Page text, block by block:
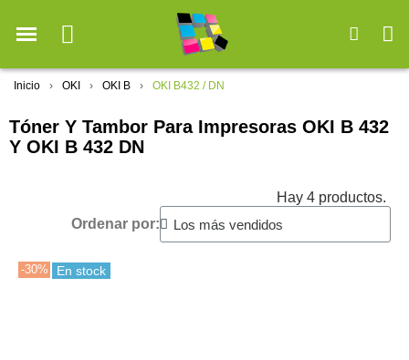
Inicio OKI OKI B OKI B432 / DN
Tóner Y Tambor Para Impresoras OKI B 432
Y OKI B 432 DN
Hay 4 productos.
Ordenar por:
-30% En stock